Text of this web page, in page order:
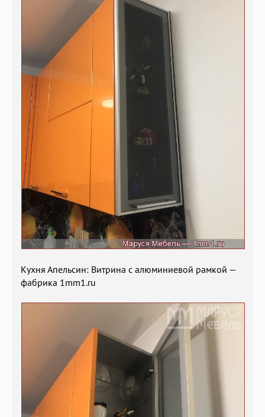
Кухня Апельсин: Витрина с алюминиевой рамкой —
фабрика 1mm1.ru